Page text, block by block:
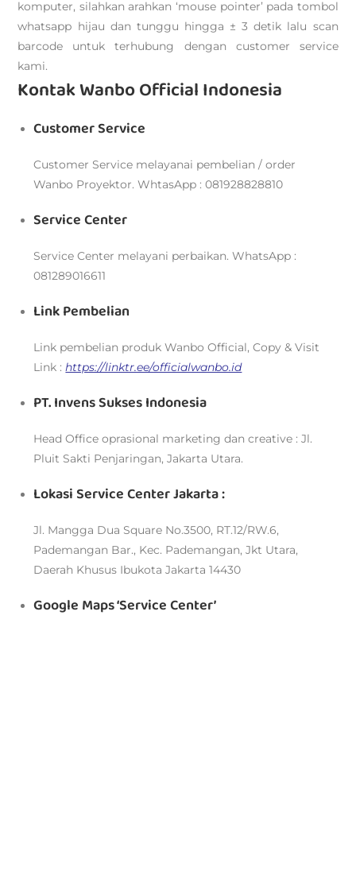
komputer, silahkan arahkan ‘mouse pointer’ pada tombol
whatsapp hijau dan tunggu hingga ± 3 detik lalu scan
barcode untuk terhubung dengan customer service
kami.
Kontak Wanbo Official Indonesia
Customer Service
Customer Service melayanai pembelian / order
Wanbo Proyektor. WhtasApp : 081928828810
Service Center
Service Center melayani perbaikan. WhatsApp :
081289016611
Link Pembelian
Link pembelian produk Wanbo Official, Copy & Visit
Link :https://linktr.ee/officialwanbo.id
PT. Invens Sukses Indonesia
Head Office oprasional marketing dan creative : Jl.
Pluit Sakti Penjaringan, Jakarta Utara.
Lokasi Service Center Jakarta :
Jl. Mangga Dua Square No.3500, RT.12/RW.6,
Pademangan Bar., Kec. Pademangan, Jkt Utara,
Daerah Khusus Ibukota Jakarta 14430
Google Maps ‘Service Center’